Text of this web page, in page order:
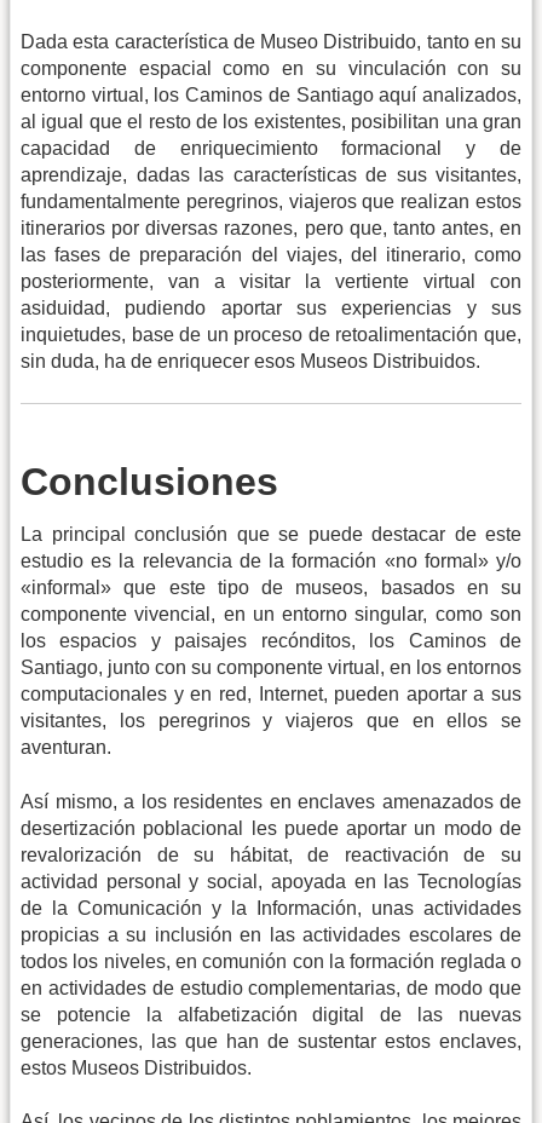
Dada esta característica de Museo Distribuido, tanto en su
componente espacial como en su vinculación con su
entorno virtual, los Caminos de Santiago aquí analizados,
al igual que el resto de los existentes, posibilitan una gran
capacidad de enriquecimiento formacional y de
aprendizaje, dadas las características de sus visitantes,
fundamentalmente peregrinos, viajeros que realizan estos
itinerarios por diversas razones, pero que, tanto antes, en
las fases de preparación del viajes, del itinerario, como
posteriormente, van a visitar la vertiente virtual con
asiduidad, pudiendo aportar sus experiencias y sus
inquietudes, base de un proceso de retoalimentación que,
sin duda, ha de enriquecer esos Museos Distribuidos.
Conclusiones
La principal conclusión que se puede destacar de este
estudio es la relevancia de la formación «no formal» y/o
«informal» que este tipo de museos, basados en su
componente vivencial, en un entorno singular, como son
los espacios y paisajes recónditos, los Caminos de
Santiago, junto con su componente virtual, en los entornos
computacionales y en red, Internet, pueden aportar a sus
visitantes, los peregrinos y viajeros que en ellos se
aventuran.
Así mismo, a los residentes en enclaves amenazados de
desertización poblacional les puede aportar un modo de
revalorización de su hábitat, de reactivación de su
actividad personal y social, apoyada en las Tecnologías
de la Comunicación y la Información, unas actividades
propicias a su inclusión en las actividades escolares de
todos los niveles, en comunión con la formación reglada o
en actividades de estudio complementarias, de modo que
se potencie la alfabetización digital de las nuevas
generaciones, las que han de sustentar estos enclaves,
estos Museos Distribuidos.